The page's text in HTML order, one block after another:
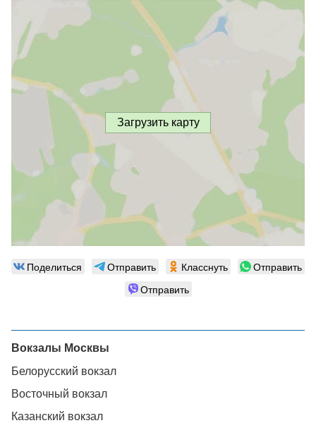
Загрузить карту
Поделиться Отправить Класснуть
Отправить
Отправить
Вокзалы Москвы
Белорусский вокзал
Восточный вокзал
Казанский вокзал